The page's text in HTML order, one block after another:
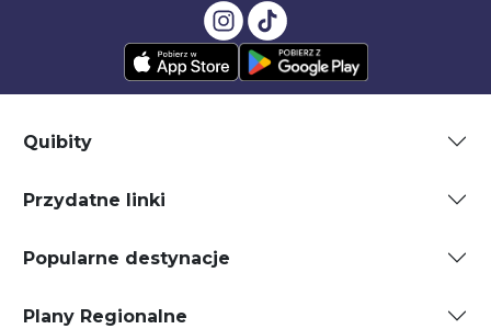
Quibity
Przydatne linki
Popularne destynacje
Plany Regionalne